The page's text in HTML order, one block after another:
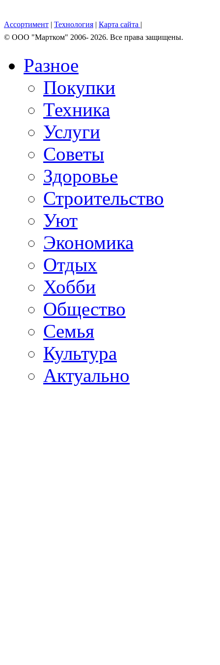
Ассортимент | Технология | Карта сайта |
© OOO "Мартком" 2006- 2026. Все права защищены.
Разное
Покупки
Техника
Услуги
Советы
Здоровье
Строительство
Уют
Экономика
Отдых
Хобби
Общество
Семья
Культура
Актуально